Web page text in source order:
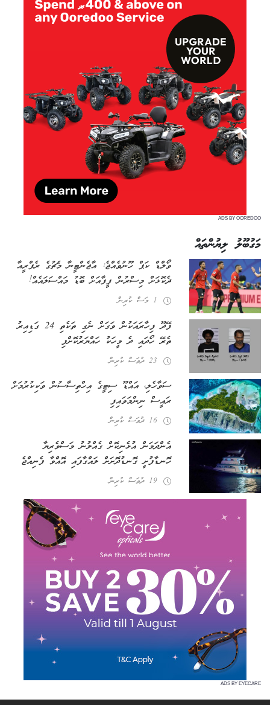
ADS BY OOREDOO
މަގުބޫލު ލިޔުންތައް
ވޯލްޑް ކަޕް ހޫނުވެއްޖެ: އާޖެންޓީނާ މެޗުގެ ރެފްރީއާ
ދެކޮޅަށް މިސްރުން ފީފާއަށް ބޮޑު މައްސަލައެއް!
1 މަސް ކުރިން
ފޭދޫ ފިހާރައަކުން ވަގަށް ނެގި ތަކެތި 24 ގަޑިއިރު
ތެރޭ ހޯދައި ދެ މީހަކު ހައްޔަރުކޮށްފި
23 ދުވަސް ކުރިން
ސަވާހެލި، އައްޑޫ ސިޓީގެ އިހްތިސާސުން ވަކިކުރުމަށް
ރައީސް ނިންމަވައިފި
16 ދުވަސް ކުރިން
އެންދަމަން އުޅެނިކޮށް ގެއްލުނު މަސްވެރިޔާ
ހޮނޑާފުށީ ގޮނޑުދޮށަށް ލައްގާފައި އޮއްވާ ފެނިއްޖެ
19 ދުވަސް ކުރިން
ADS BY EYECARE